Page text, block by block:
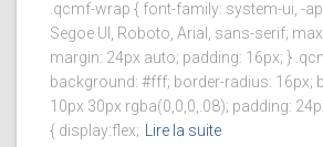
.qcmf-wrap { font-family: system-ui, -
Segoe UI, Roboto, Arial, sans-serif;
margin: 24px auto; padding: 16px; }
background: #fff; border-radius: 16px;
10px 30px rgba(0,0,0,.08); padding:
{ display:flex;
Lire la suite